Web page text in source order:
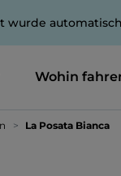
wurde
Wohin
La Posata Bianca